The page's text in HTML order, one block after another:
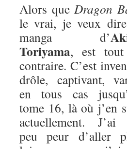
Alors queDragon
le vrai, je veux
manga d’
Toriyama, est
contraire. C’est
drôle, captivant,
en tous cas
tome 16, là où j’en
actuellement. J’ai
peu peur d’aller